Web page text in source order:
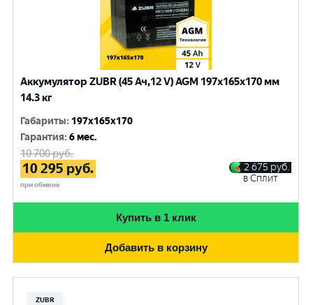
Аккумулятор ZUBR (45 Ач,12 V) AGM 197x165x170 мм
14.3 кг
Габариты: 197x165x170
Гарантия:6 мес.
10 700руб.
10 295 руб.
при обмене
2 675 руб.
в Сплит
Купить в 1 клик
Добавить в корзину
ZUBR